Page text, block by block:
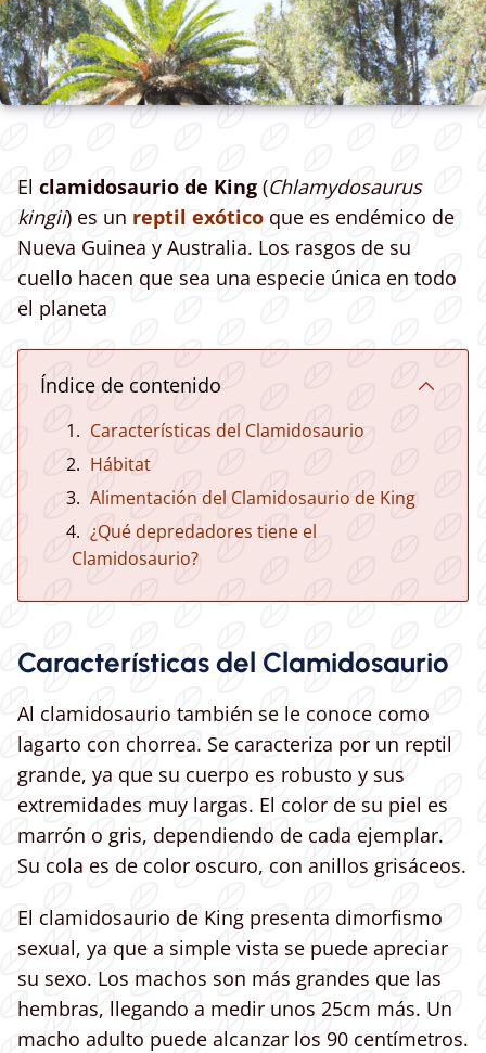
El clamidosaurio de King (Chlamydosaurus
kingii) es un reptil exótico que es endémico de
Nueva Guinea y Australia. Los rasgos de su
cuello hacen que sea una especie única en todo
el planeta
Índice de contenido
Características del Clamidosaurio
Hábitat
Alimentación del Clamidosaurio de King
¿Qué depredadores tiene el
Clamidosaurio?
Características del Clamidosaurio
Al clamidosaurio también se le conoce como
lagarto con chorrea. Se caracteriza por un reptil
grande, ya que su cuerpo es robusto y sus
extremidades muy largas. El color de su piel es
marrón o gris, dependiendo de cada ejemplar.
Su cola es de color oscuro, con anillos grisáceos.
El clamidosaurio de King presenta dimorfismo
sexual, ya que a simple vista se puede apreciar
su sexo. Los machos son más grandes que las
hembras, llegando a medir unos 25cm más. Un
macho adulto puede alcanzar los 90 centímetros.